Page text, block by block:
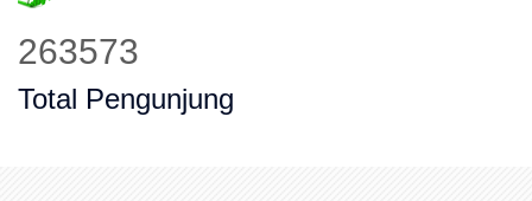
362278
Total Pengunjung